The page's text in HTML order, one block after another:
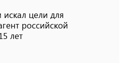
цели для
российской
лет